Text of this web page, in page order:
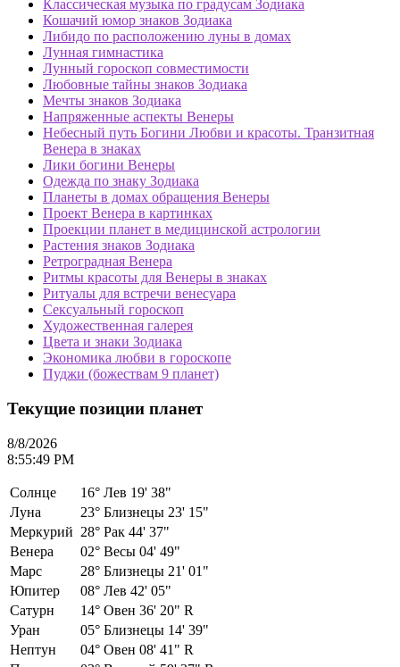
Классическая музыка по градусам Зодиака
Кошачий юмор знаков Зодиака
Либидо по расположению луны в домах
Лунная гимнастика
Лунный гороскоп совместимости
Любовные тайны знаков Зодиака
Мечты знаков Зодиака
Напряженные аспекты Венеры
Небесный путь Богини Любви и красоты. Транзитная
Венера в знаках
Лики богини Венеры
Одежда по знаку Зодиака
Планеты в домах обращения Венеры
Проект Венера в картинках
Проекции планет в медицинской астрологии
Растения знаков Зодиака
Ретроградная Венера
Ритмы красоты для Венеры в знаках
Ритуалы для встречи венесуара
Сексуальный гороскоп
Художественная галерея
Цвета и знаки Зодиака
Экономика любви в гороскопе
Пуджи (божествам 9 планет)
Текущие позиции планет
8/8/2026
8:55:49 PM
Солнце 16° Лев 19' 38"
Луна
23° Близнецы 23' 15"
Меркурий 28° Рак 44' 37"
Венера
02° Весы 04' 49"
Марс
28° Близнецы 21' 01"
Юпитер
08° Лев 42' 05"
Сатурн
14° Овен 36' 20" R
Уран
05° Близнецы 14' 39"
Нептун
04° Овен 08' 41" R